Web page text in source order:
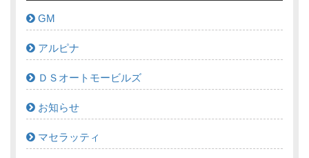
GM
アルピナ
ＤＳオートモービルズ
お知らせ
マセラッティ